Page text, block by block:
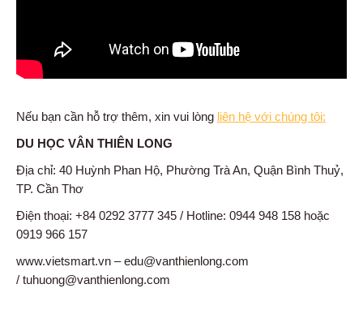
Nếu bạn cần hỗ trợ thêm, xin vui lòng liên hệ với chúng tôi:
DU HỌC VÂN THIÊN LONG
Địa chỉ: 40 Huỳnh Phan Hộ, Phường Trà An, Quận Bình Thuỷ,
TP. Cần Thơ
Điện thoại: +84 0292 3777 345 / Hotline: 0944 948 158 hoặc
0919 966 157
www.vietsmart.vn – edu@vanthienlong.com
/ tuhuong@vanthienlong.com